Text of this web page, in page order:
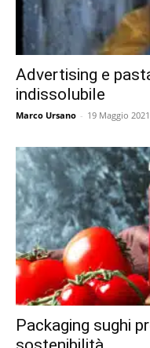
Advertising e
indissolubile
Marco Ursano - 19 Maggio 2021
Packaging sughi